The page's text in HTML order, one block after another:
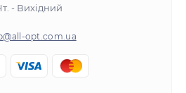
- Вихідний
opt.com.ua